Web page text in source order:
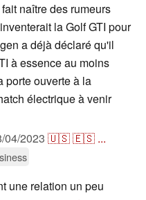
naître des rumeurs
la Golf GTI pour
a déjà déclaré qu'il
à essence au moins
porte ouverte à la
électrique à venir
04/2023 🇺🇸🇪🇸 ...
une relation un peu